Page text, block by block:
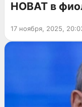
НОВАТ в
17 ноября, 2025,